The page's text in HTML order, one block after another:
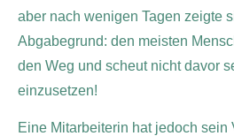
aber nach wenigen Tagen zeigte
Abgabegrund: den meisten
den Weg und scheut nicht davor
einzusetzen!
Eine Mitarbeiterin hat jedoch sein